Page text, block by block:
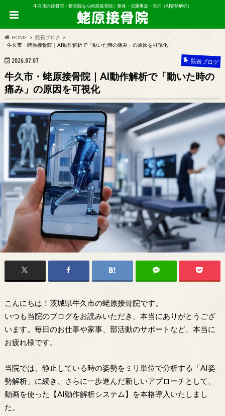
牛久市の接骨院・整骨院なら蛯原接骨院｜整体・交通事故・骨折（AI姿勢解析）
HOME
院長ブログ
牛久市・蛯原接骨院｜AI動作解析で「動いた時の痛み」の原因を可視化
2026.07.07 院長ブログ
牛久市・蛯原接骨院｜AI動作解析で「動いた時の
痛み」の原因を可視化
こんにちは！茨城県牛久市の蛯原接骨院です。
いつも当院のブログをお読みいただき、本当にありがとうござ
います。毎日のお仕事や家事、部活動のサポートなど、本当に
お疲れ様です。
当院では、静止している時の姿勢をミリ単位で分析する「AI姿
勢解析」に続き、さらに一歩進んだ新しいアプローチとして、
動画を使った【AI動作解析システム】を本格導入いたしまし
た。